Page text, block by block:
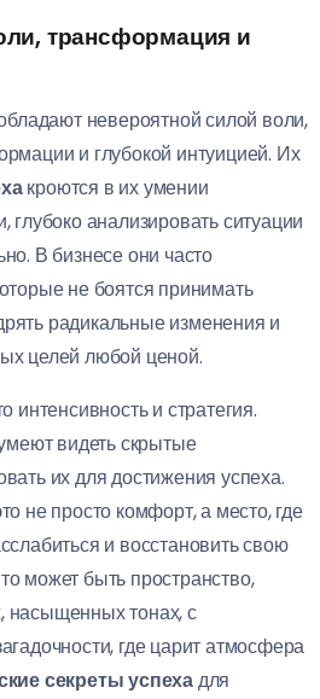
трансформация и
невероятной силой воли,
и глубокой интуицией. Их
кроются в их умении
глубоко анализировать ситуации
В бизнесе они часто
не боятся принимать
радикальные изменения и
целей любой ценой.
интенсивность и стратегия.
видеть скрытые
их для достижения успеха.
не просто комфорт, а место, где
и восстановить свою
может быть пространство,
тонах, с
где царит атмосфера
секреты успехадля